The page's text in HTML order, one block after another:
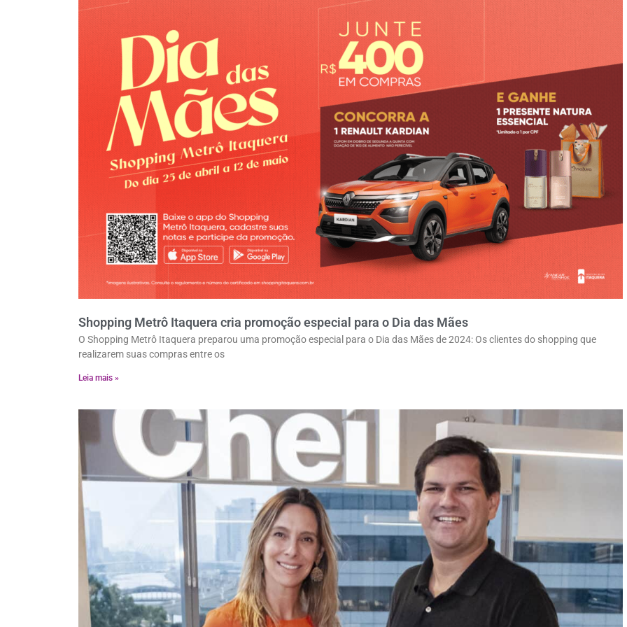
Shopping Metrô Itaquera cria promoção especial para o Dia das Mães
O Shopping Metrô Itaquera preparou uma promoção especial para o Dia das Mães de 2024: Os clientes do shopping que
realizarem suas compras entre os
Leia mais »